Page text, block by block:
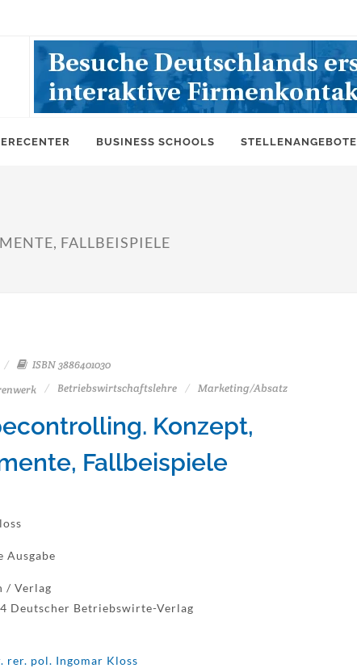
BUSINESS SCHOOLS STELLENANGEBOTE
FALLBEISPIELE
ISBN 3886401030
Betriebswirtschaftslehre Marketing/Absatz
Konzept,
Fallbeispiele
Ausgabe
/ Verlag
Deutscher Betriebswirte-Verlag
rer. pol. Ingomar Kloss